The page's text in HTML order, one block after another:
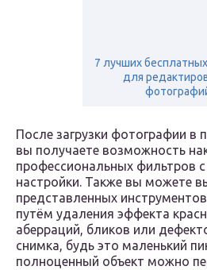
7 лучших
для
После загрузки фотографии в
вы получаете возможность
профессиональных фильтров
настройки. Также вы можете
представленных
путём удаления эффекта
аберраций, бликов или
снимка, будь это маленький
полноценный объект можно